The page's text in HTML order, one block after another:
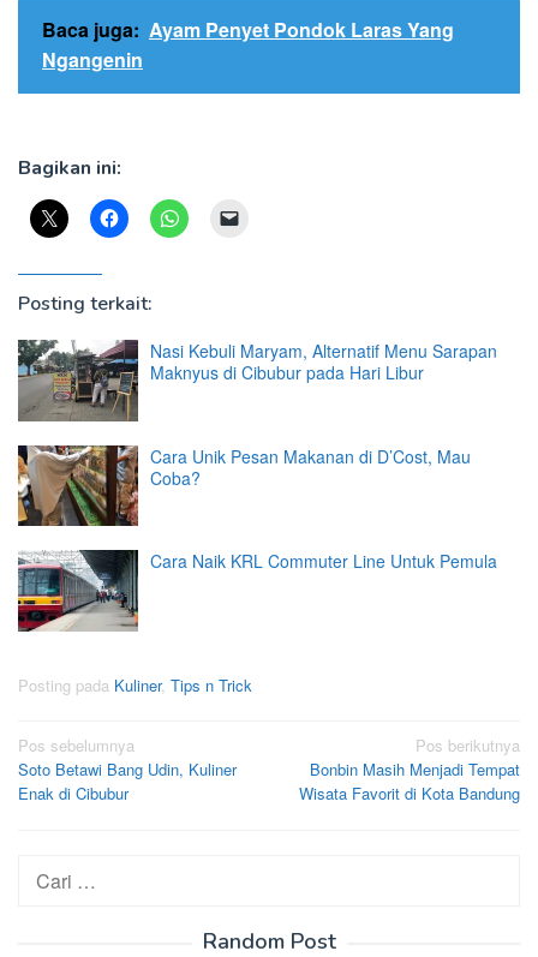
Baca juga: Ayam Penyet Pondok Laras Yang
Ngangenin
Bagikan ini:
Posting terkait:
Nasi Kebuli Maryam, Alternatif Menu Sarapan
Maknyus di Cibubur pada Hari Libur
Cara Unik Pesan Makanan di D’Cost, Mau
Coba?
Cara Naik KRL Commuter Line Untuk Pemula
Posting pada Kuliner, Tips n Trick
Navigasi
pos
Pos sebelumnya
Soto Betawi Bang Udin, Kuliner
Enak di Cibubur
Pos berikutnya
Bonbin Masih Menjadi Tempat
Wisata Favorit di Kota Bandung
Cari
Random Post